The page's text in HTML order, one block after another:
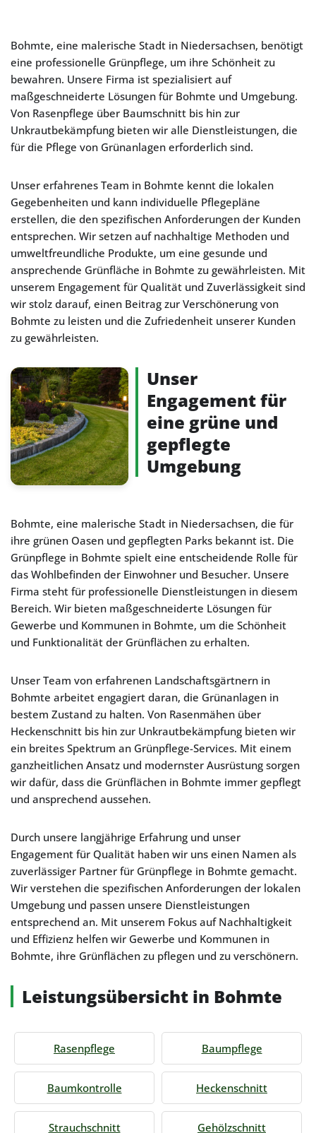
Bohmte, eine malerische Stadt in Niedersachsen, benötigt
eine professionelle Grünpflege, um ihre Schönheit zu
bewahren. Unsere Firma ist spezialisiert auf
maßgeschneiderte Lösungen für Bohmte und Umgebung.
Von Rasenpflege über Baumschnitt bis hin zur
Unkrautbekämpfung bieten wir alle Dienstleistungen, die
für die Pflege von Grünanlagen erforderlich sind.
Unser erfahrenes Team in Bohmte kennt die lokalen
Gegebenheiten und kann individuelle Pflegepläne
erstellen, die den spezifischen Anforderungen der Kunden
entsprechen. Wir setzen auf nachhaltige Methoden und
umweltfreundliche Produkte, um eine gesunde und
ansprechende Grünfläche in Bohmte zu gewährleisten. Mit
unserem Engagement für Qualität und Zuverlässigkeit sind
wir stolz darauf, einen Beitrag zur Verschönerung von
Bohmte zu leisten und die Zufriedenheit unserer Kunden
zu gewährleisten.
Unser
Engagement für
eine grüne und
gepflegte
Umgebung
Bohmte, eine malerische Stadt in Niedersachsen, die für
ihre grünen Oasen und gepflegten Parks bekannt ist. Die
Grünpflege in Bohmte spielt eine entscheidende Rolle für
das Wohlbefinden der Einwohner und Besucher. Unsere
Firma steht für professionelle Dienstleistungen in diesem
Bereich. Wir bieten maßgeschneiderte Lösungen für
Gewerbe und Kommunen in Bohmte, um die Schönheit
und Funktionalität der Grünflächen zu erhalten.
Unser Team von erfahrenen Landschaftsgärtnern in
Bohmte arbeitet engagiert daran, die Grünanlagen in
bestem Zustand zu halten. Von Rasenmähen über
Heckenschnitt bis hin zur Unkrautbekämpfung bieten wir
ein breites Spektrum an Grünpflege-Services. Mit einem
ganzheitlichen Ansatz und modernster Ausrüstung sorgen
wir dafür, dass die Grünflächen in Bohmte immer gepflegt
und ansprechend aussehen.
Durch unsere langjährige Erfahrung und unser
Engagement für Qualität haben wir uns einen Namen als
zuverlässiger Partner für Grünpflege in Bohmte gemacht.
Wir verstehen die spezifischen Anforderungen der lokalen
Umgebung und passen unsere Dienstleistungen
entsprechend an. Mit unserem Fokus auf Nachhaltigkeit
und Effizienz helfen wir Gewerbe und Kommunen in
Bohmte, ihre Grünflächen zu pflegen und zu verschönern.
Leistungsübersicht in Bohmte
Rasenpflege Baumpflege
Baumkontrolle Heckenschnitt
Strauchschnitt Gehölzschnitt